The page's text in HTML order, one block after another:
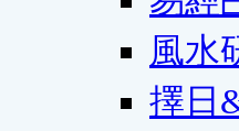
風水
擇日